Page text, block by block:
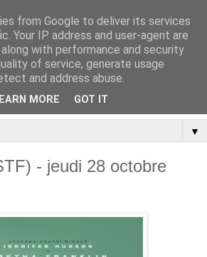
▼
- jeudi 28 octobre
from Google to deliver its services
Your IP address and user-agent are
with performance and security
of service, generate usage
and address abuse.
MORE GOT IT